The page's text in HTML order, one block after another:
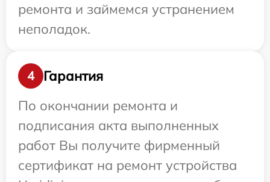
ремонта и займемся устранением
неполадок.
4
Гарантия
По окончании ремонта и
подписания акта выполненных
работ Вы получите фирменный
сертификат на ремонт устройства